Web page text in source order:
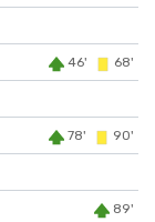
46' 68'
78' 90'
89'